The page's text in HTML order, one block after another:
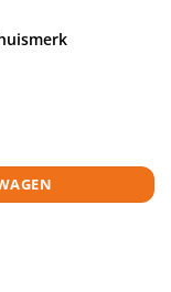
aantal